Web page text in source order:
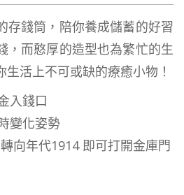
存錢筒，陪你養成儲蓄的好習
，而憨厚的造型也為繁忙的生
活上不可或缺的療癒小物！
入錢口
變化姿勢
向年代1914 即可打開金庫門